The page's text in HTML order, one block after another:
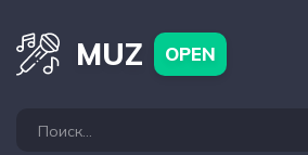
MUZ OPEN
артисты Популярные подборки